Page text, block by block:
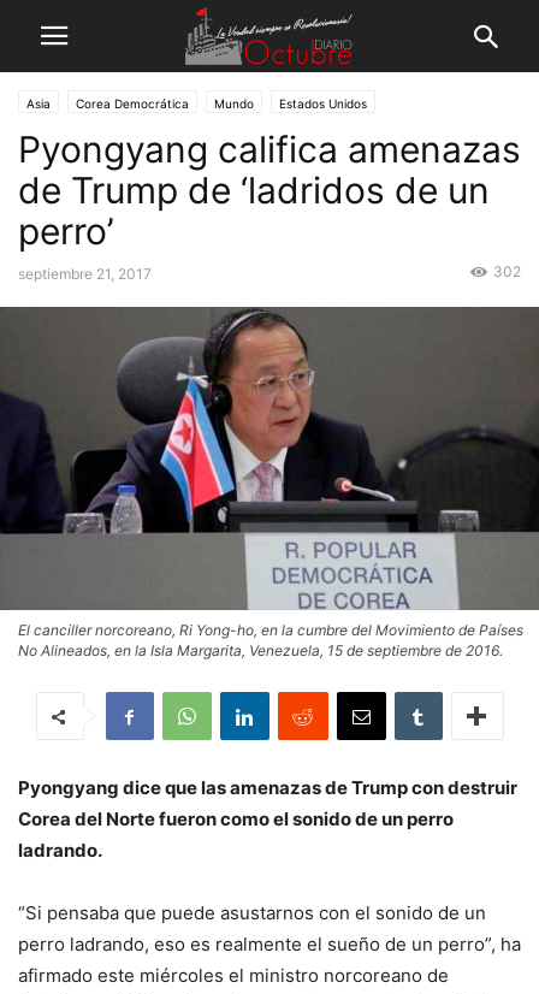
Asia Corea Democrática Mundo Estados Unidos
Pyongyang califica amenazas
de Trump de ‘ladridos de un
perro’
septiembre 21, 2017 302
El canciller norcoreano, Ri Yong-ho, en la cumbre del Movimiento de Países
No Alineados, en la Isla Margarita, Venezuela, 15 de septiembre de 2016.
Pyongyang dice que las amenazas de Trump con destruir
Corea del Norte fueron como el sonido de un perro
ladrando.
“Si pensaba que puede asustarnos con el sonido de un
perro ladrando, eso es realmente el sueño de un perro”, ha
afirmado este miércoles el ministro norcoreano de